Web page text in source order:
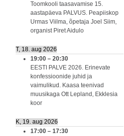
Toomkooli taasavamise 15.
aastapäeva PALVUS. Peapiiskop
Urmas Viilma, õpetaja Joel Siim,
organist Piret Aidulo
T, 18. aug 2026
19:00 – 20:30
EESTI PALVE 2026. Erinevate
konfessioonide juhid ja
vaimulikud. Kaasa teenivad
muusikaga Ott Lepland, Ekklesia
koor
K, 19. aug 2026
17:00 – 17:30